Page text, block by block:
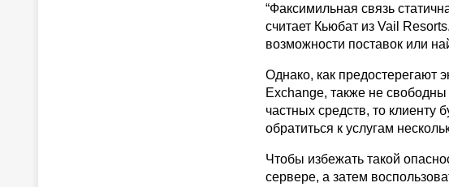
“Факсимильная связь
считает Кьюбат из Vail
возможности поставок или
Однако, как предостерегают
Exchange, также не
частных средств, то клиенту
обратиться к услугам
Чтобы избежать такой
сервере, а затем